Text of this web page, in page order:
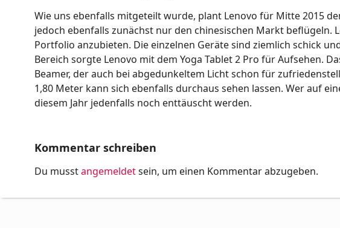
Wie uns ebenfalls mitgeteilt wurde, plant Lenovo für Mitte 2015
jedoch ebenfalls zunächst nur den chinesischen Markt beflügeln.
Portfolio anzubieten. Die einzelnen Geräte sind ziemlich schick
Bereich sorgte Lenovo mit dem Yoga Tablet 2 Pro für Aufsehen.
Beamer, der auch bei abgedunkeltem Licht schon für
1,80 Meter kann sich ebenfalls durchaus sehen lassen. Wer auf
diesem Jahr jedenfalls noch enttäuscht werden.
Kommentar schreiben
Du musstangemeldetsein, um einen Kommentar abzugeben.